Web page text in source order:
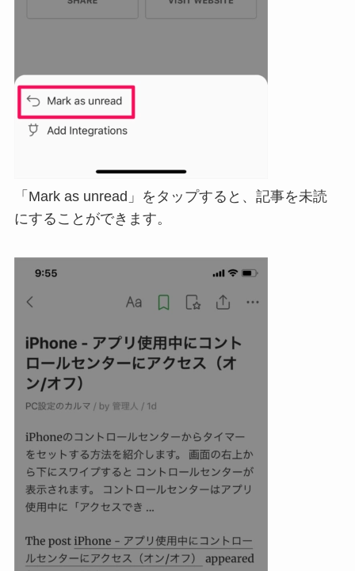
「Mark as unread」をタップすると、記事を未読
にすることができます。